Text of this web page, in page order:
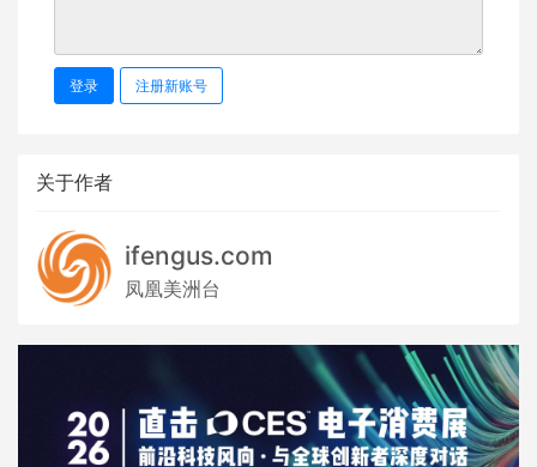
登录 注册新账号
关于作者
ifengus.com
凤凰美洲台